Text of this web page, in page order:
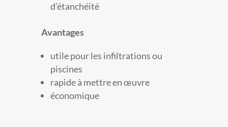
d’étanchéité
Avantages
utile pour les infiltrations ou
piscines
rapide à mettre en œuvre
économique